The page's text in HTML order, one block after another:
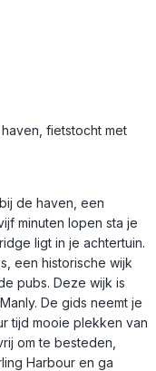
fietstocht met
de haven, een
minuten lopen sta je
ligt in je achtertuin.
een historische wijk
pubs. Deze wijk is
De gids neemt je
tijd mooie plekken van
om te besteden,
Harbour en ga